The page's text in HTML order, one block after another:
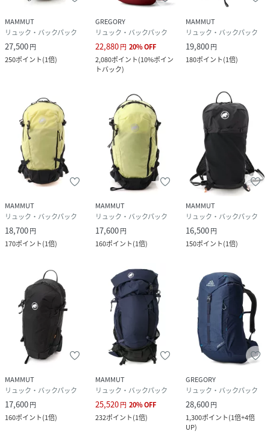
MAMMUT
リュック・バックパック
27,500円
250ポイント(1倍)
GREGORY
リュック・バックパック
22,880円 20%OFF
2,080ポイント(10%ポイン
トバック)
MAMMUT
リュック・バックパック
19,800円
180ポイント(1倍)
MAMMUT
リュック・バックパック
18,700円
170ポイント(1倍)
MAMMUT
リュック・バックパック
17,600円
160ポイント(1倍)
MAMMUT
リュック・バックパック
16,500円
150ポイント(1倍)
MAMMUT
リュック・バックパック
17,600円
160ポイント(1倍)
MAMMUT
リュック・バックパック
25,520円 20%OFF
232ポイント(1倍)
GREGORY
リュック・バックパック
28,600円
1,300ポイント(1倍+4倍
UP)